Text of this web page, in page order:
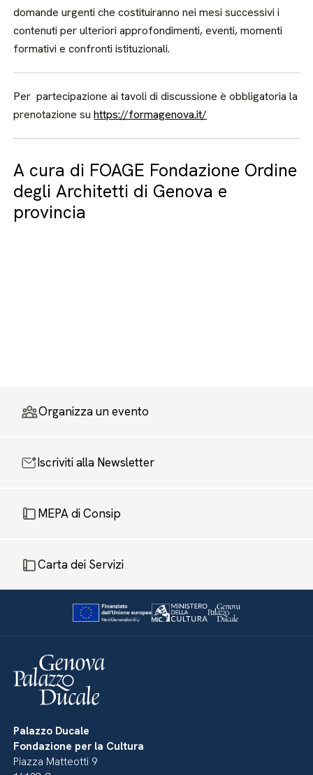
domande urgenti che costituiranno nei mesi successivi i
contenuti per ulteriori approfondimenti, eventi, momenti
formativi e confronti istituzionali.
Per partecipazione ai tavoli di discussione è obbligatoria la
prenotazione suhttps://formagenova.it/
A cura di FOAGE Fondazione Ordine
degli Architetti di Genova e
provincia
Organizza un evento
Iscriviti alla Newsletter
MEPA di Consip
Carta dei Servizi
Palazzo Ducale
Fondazione per la Cultura
Piazza Matteotti 9